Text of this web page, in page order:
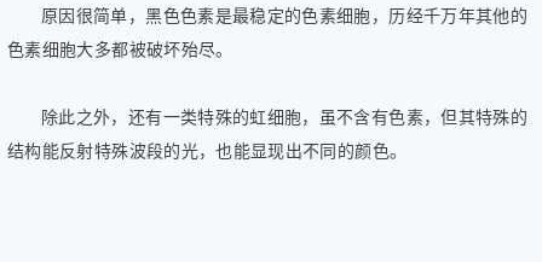
原因很简单，黑色色素是最稳定的色素细胞，历经千万年其他的
色素细胞大多都被破坏殆尽。
除此之外，还有一类特殊的虹细胞，虽不含有色素，但其特殊的
结构能反射特殊波段的光，也能显现出不同的颜色。